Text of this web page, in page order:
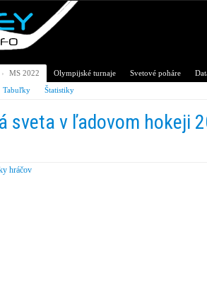
› MS 2022 Olympijské turnaje Svetové poháre
Tabuľky Štatistiky
sveta v ľadovom hokeji
hráčov